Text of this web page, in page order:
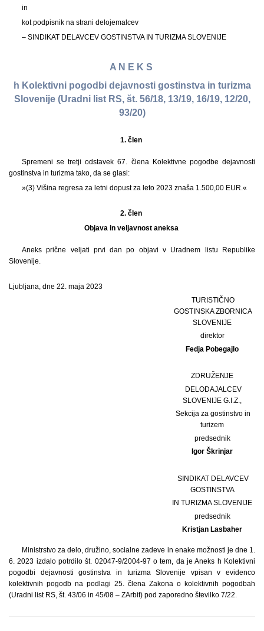
in
kot podpisnik na strani delojemalcev
– SINDIKAT DELAVCEV GOSTINSTVA IN TURIZMA SLOVENIJE
A N E K S
h Kolektivni pogodbi dejavnosti gostinstva in turizma
Slovenije (Uradni list RS, št. 56/18, 13/19, 16/19, 12/20,
93/20)
1. člen
Spremeni se tretji odstavek 67. člena Kolektivne pogodbe dejavnosti
gostinstva in turizma tako, da se glasi:
»(3) Višina regresa za letni dopust za leto 2023 znaša 1.500,00 EUR.«
2. člen
Objava in veljavnost aneksa
Aneks prične veljati prvi dan po objavi v Uradnem listu Republike
Slovenije.
Ljubljana, dne 22. maja 2023
TURISTIČNO
GOSTINSKA ZBORNICA
SLOVENIJE
direktor
Fedja Pobegajlo
ZDRUŽENJE
DELODAJALCEV
SLOVENIJE G.I.Z.,
Sekcija za gostinstvo in
turizem
predsednik
Igor Škrinjar
SINDIKAT DELAVCEV
GOSTINSTVA
IN TURIZMA SLOVENIJE
predsednik
Kristjan Lasbaher
Ministrstvo za delo, družino, socialne zadeve in enake možnosti je dne 1.
6. 2023 izdalo potrdilo št. 02047-9/2004-97 o tem, da je Aneks h Kolektivni
pogodbi dejavnosti gostinstva in turizma Slovenije vpisan v evidenco
kolektivnih pogodb na podlagi 25. člena Zakona o kolektivnih pogodbah
(Uradni list RS, št. 43/06 in 45/08 – ZArbit) pod zaporedno številko 7/22.